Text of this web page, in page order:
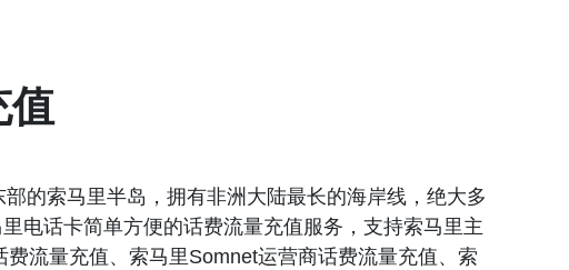
值
的索马里半岛，拥有非洲大陆最长的海岸线，绝大多
电话卡简单方便的话费流量充值服务，支持索马里主
流量充值、索马里Somnet运营商话费流量充值、索